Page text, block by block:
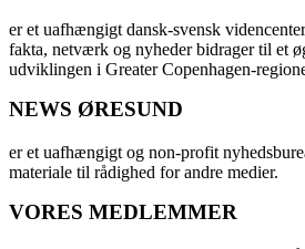
er et uafhængigt dansk-svensk
fakta, netværk og nyheder bidrager til et
udviklingen i Greater Copenhagen-
NEWS ØRESUND
er et uafhængigt og non-profit
materiale til rådighed for andre medier.
VORES MEDLEMMER